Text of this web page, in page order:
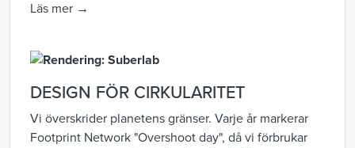
Läs mer →
DESIGN FÖR CIRKULARITET
Vi överskrider planetens gränser. Varje år markerar
Footprint Network "Overshoot day", då vi förbrukar